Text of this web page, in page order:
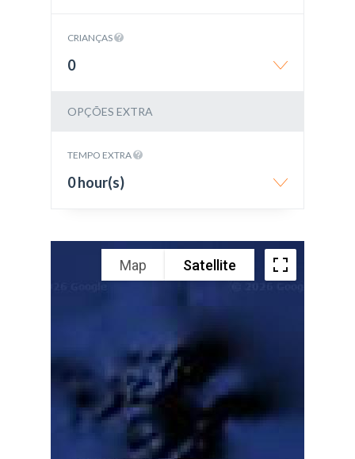
CRIANÇAS
0
OPÇÕES EXTRA
TEMPO EXTRA
0 hour(s)
Map Satellite